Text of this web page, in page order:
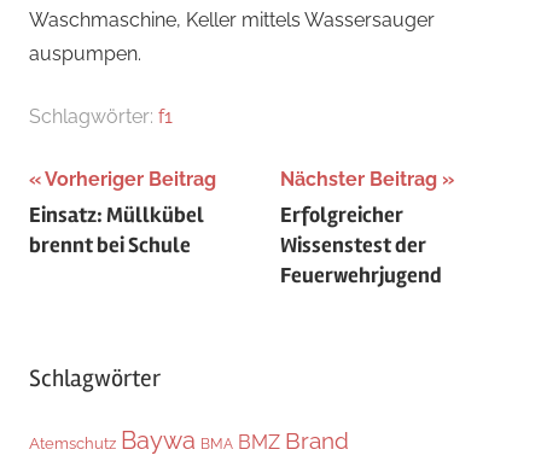
Waschmaschine, Keller mittels Wassersauger
auspumpen.
Schlagwörter: f1
Beitragsnavigation
Vorheriger Beitrag
Einsatz: Müllkübel
brennt bei Schule
Nächster Beitrag
Erfolgreicher
Wissenstest der
Feuerwehrjugend
Schlagwörter
Atemschutz Baywa BMA BMZ Brand